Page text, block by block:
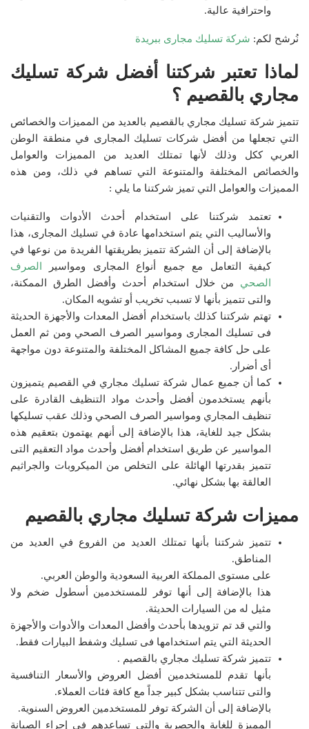
واحترافية عالية.
نُرشح لكم: شركة تسليك مجارى ببريدة
لماذا تعتبر شركتنا أفضل شركة تسليك
مجاري بالقصيم ؟
تتميز شركة تسليك مجاري بالقصيم بالعديد من المميزات والخصائص
التي تجعلها من أفضل شركات تسليك المجارى في منطقة الوطن
العربي ككل وذلك لأنها تمتلك العديد من المميزات والعوامل
والخصائص المختلفة والمتنوعة التي تساهم في ذلك، ومن هذه
المميزات والعوامل التي تميز شركتنا ما يلي :
تعتمد شركتنا على استخدام أحدث الأدوات والتقنيات
والأساليب التي يتم استخدامها عادة في تسليك المجارى، هذا
بالإضافة إلى أن الشركة تتميز بطريقتها الفريدة من نوعها في
كيفية التعامل مع جميع أنواع المجارى ومواسير
الصرف
الصحي من خلال استخدام أحدث وأفضل الطرق الممكنة،
والتى تتميز بأنها لا تسبب تخريب أو تشويه المكان.
تهتم شركتنا كذلك باستخدام أفضل المعدات والأجهزة الحديثة
فى تسليك المجارى ومواسير الصرف الصحي ومن ثم العمل
على حل كافة جميع المشاكل المختلفة والمتنوعة دون مواجهة
أى أضرار.
كما أن جميع عمال شركة تسليك مجاري في القصيم يتميزون
بأنهم يستخدمون أفضل وأحدث مواد التنظيف القادرة على
تنظيف المجاري ومواسير الصرف الصحي وذلك عقب تسليكها
بشكل جيد للغاية، هذا بالإضافة إلى أنهم يهتمون بتعقيم هذه
المواسير عن طريق استخدام أفضل وأحدث مواد التعقيم التى
تتميز بقدرتها الهائلة على التخلص من الميكروبات والجراثيم
العالقة بها بشكل نهائي.
مميزات شركة تسليك مجاري بالقصيم
تتميز شركتنا بأنها تمتلك العديد من الفروع في العديد من
المناطق.
على مستوى المملكة العربية السعودية والوطن العربي.
هذا بالإضافة إلى أنها توفر للمستخدمين أسطول ضخم ولا
مثيل له من السيارات الحديثة.
والتي قد تم تزويدها بأحدث وأفضل المعدات والأدوات والأجهزة
الحديثة التي يتم استخدامها فى تسليك وشفط البيارات فقط.
تتميز شركة تسليك مجاري بالقصيم .
بأنها تقدم للمستخدمين أفضل العروض والأسعار التنافسية
والتى تتناسب بشكل كبير جداً مع كافة فئات العملاء.
بالإضافة إلى أن الشركة توفر للمستخدمين العروض السنوية.
المميزة للغاية والحصرية والتي تساعدهم في إجراء الصيانة